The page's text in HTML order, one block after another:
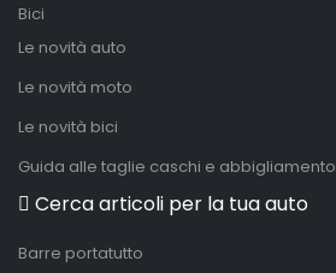
Bici
Le novità auto
Le novità moto
Le novità bici
Guida alle taglie caschi e abbigliamento
Cerca articoli per la tua auto
Barre portatutto